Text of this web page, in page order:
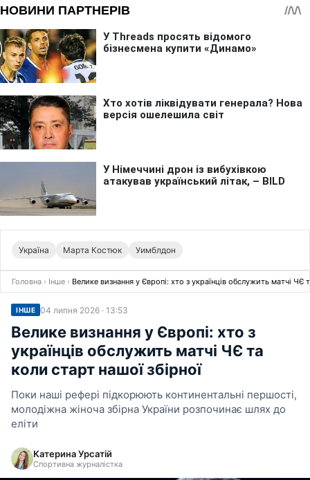
Україна Марта Костюк Уимблдон
Головна › Інше › Велике визнання у Європі: хто з українців обслужить матчі ЧЄ
ІНШЕ 04 липня 2026 · 13:53
Велике визнання у Європі: хто з
українців обслужить матчі ЧЄ та
коли старт нашої збірної
Поки наші рефері підкорюють континентальні першості,
молодіжна жіноча збірна України розпочинає шлях до
еліти
Катерина Урсатій
Спортивна журналістка